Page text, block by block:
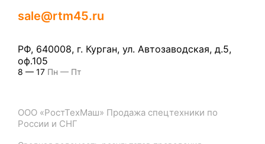
sale@rtm45.ru
РФ, 640008, г. Курган, ул. Автозаводская, д.5,
оф.105
8 — 17 Пн — Пт
ООО «РостТехМаш» Продажа спецтехники по
России и СНГ